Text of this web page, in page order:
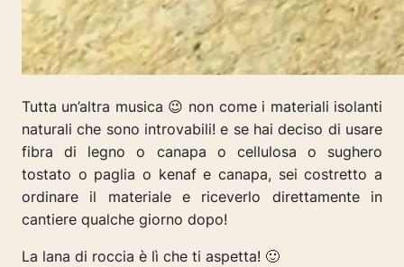
Tutta un’altra musica 😉 non come i materiali isolanti
naturali che sono introvabili! e se hai deciso di usare
fibra di legno o canapa o cellulosa o sughero
tostato o paglia o kenaf e canapa, sei costretto a
ordinare il materiale e riceverlo direttamente in
cantiere qualche giorno dopo!
La lana di roccia è lì che ti aspetta! 🙂